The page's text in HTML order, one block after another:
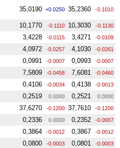
35,0190 +0.0250 35,2360 -0.1010
10,1770 -0.1110 10,3030 -0.1130
3,4228 -0.0115 3,4271 -0.0109
4,0972 -0.0257 4,1030 -0.0261
0,0991 -0.0007 0,0993 -0.0007
7,5809 -0.0458 7,6081 -0.0460
0,4106 -0.0034 0,4138 -0.0013
0,2519 0.0000 0,2521 0.0000
37,6270 -0.1200 37,7610 -0.1200
0,2336 0.0000 0,2352 -0.0007
0,3864 -0.0012 0,3867 -0.0012
0,0800 -0.0003 0,0801 -0.0003